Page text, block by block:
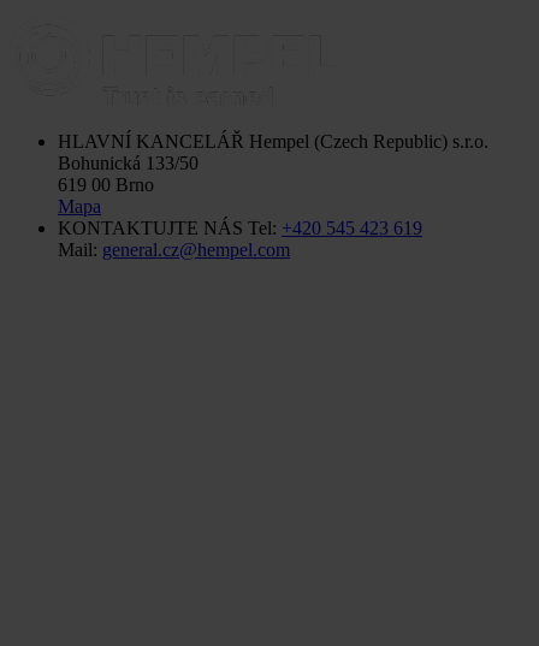
HLAVNÍ KANCELÁŘ Hempel (Czech Republic) s.r.o.
Bohunická 133/50
619 00 Brno
Mapa
KONTAKTUJTE NÁS Tel: +420 545 423 619
Mail: general.cz@hempel.com